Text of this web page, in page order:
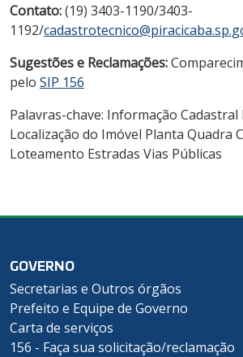
Contato:(19) 3403-1190/3403-
1192/
Sugestões e Reclamações:
pelo SIP 156
Palavras-chave: Informação
Localização do Imóvel Planta Quadra
Loteamento Estradas Vias Públicas
GOVERNO
Secretarias e Outros órgãos
Prefeito e Equipe de Governo
Carta de serviços
156 - Faça sua solicitação/reclamação